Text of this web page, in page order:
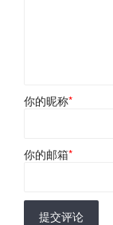
你的昵称*
你的邮箱*
提交评论